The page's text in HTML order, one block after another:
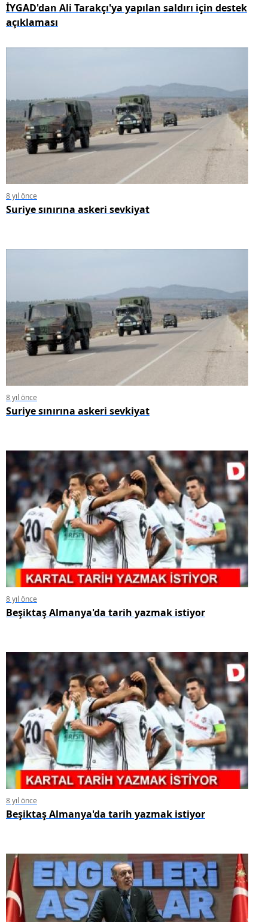
İYGAD'dan Ali Tarakçı'ya yapılan saldırı için destek
açıklaması
8 yıl önce
Suriye sınırına askeri sevkiyat
8 yıl önce
Suriye sınırına askeri sevkiyat
8 yıl önce
Beşiktaş Almanya'da tarih yazmak istiyor
8 yıl önce
Beşiktaş Almanya'da tarih yazmak istiyor